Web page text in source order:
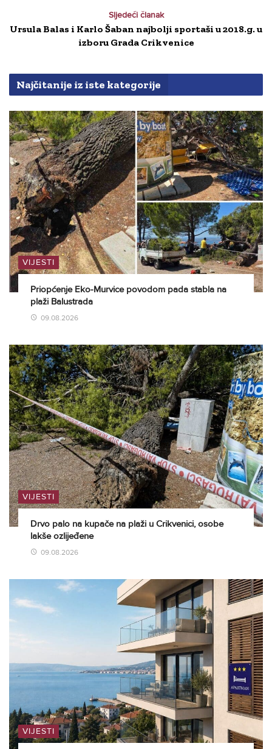
Sljedeći članak
Ursula Balas i Karlo Šaban najbolji sportaši u 2018.g. u
izboru Grada Crikvenice
Najčitanije iz iste kategorije
VIJESTI
Priopćenje Eko-Murvice povodom pada stabla na
plaži Balustrada
09.08.2026
VIJESTI
Drvo palo na kupače na plaži u Crikvenici, osobe
lakše ozlijeđene
09.08.2026
VIJESTI